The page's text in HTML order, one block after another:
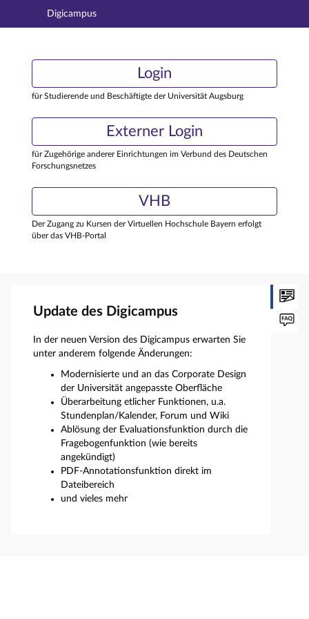
Hauptnavigation
Externer Login
Digicampus
Login
für Studierende und Beschäftigte der Universität Augsburg
Externer Login
für Zugehörige anderer Einrichtungen im Verbund des Deutschen
Forschungsnetzes
VHB
Der Zugang zu Kursen der Virtuellen Hochschule Bayern erfolgt
über das VHB-Portal
Update des Digicampus
In der neuen Version des Digicampus erwarten Sie
unter anderem folgende Änderungen:
Modernisierte und an das Corporate Design
der Universität angepasste Oberfläche
Überarbeitung etlicher Funktionen, u.a.
Stundenplan/Kalender, Forum und Wiki
Ablösung der Evaluationsfunktion durch die
Fragebogenfunktion (wie bereits
angekündigt)
PDF-Annotationsfunktion direkt im
Dateibereich
und vieles mehr